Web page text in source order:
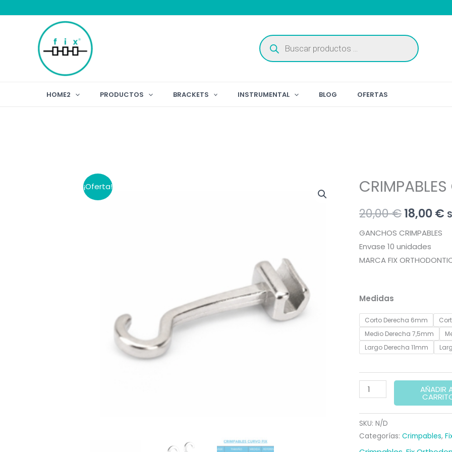
Búsqueda
de
productos
HOME2 PRODUCTOS BRACKETS INSTRUMENTAL BLOG OFERTAS
¡Oferta!
20,00€El
precio
original
18,00€
GANCHOS CRIMPABLES
Envase 10 unidades
MARCA FIX
Medidas
Corto Derecha 6mm
Medio Derecha 7,5mm
Largo Derecha 11mm
CRIMPABLES
CURVO
FIX
cantidad
AÑADIR
SKU: N/D
Categorías: Crimpables,